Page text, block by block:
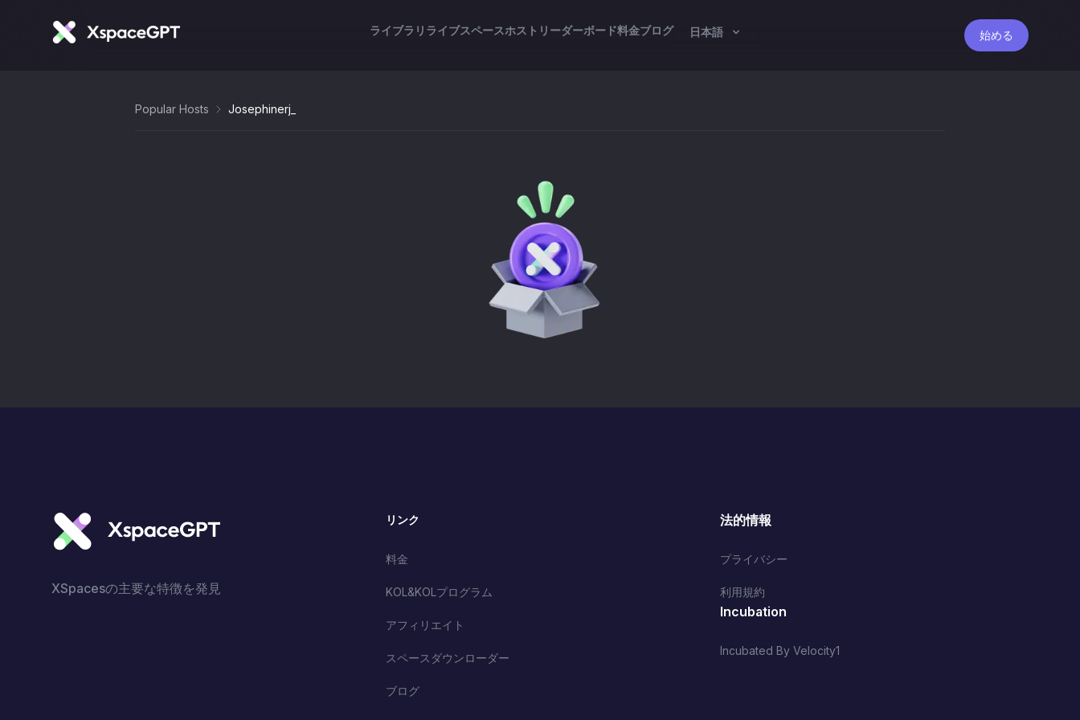
ライブラリ ライブスペースホスト リーダーボード料金ブログ 日本語 始める
Popular Hosts Josephinerj_
XSpacesの主要な特徴を発見
リンク
料金
KOL&KOLプログラム
アフィリエイト
スペースダウンローダー
ブログ
法的情報
プライバシー
利用規約
Incubation
Incubated By Velocity1